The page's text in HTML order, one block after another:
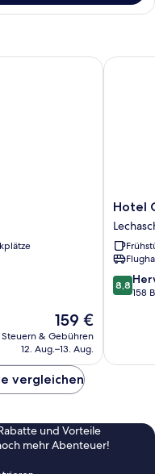
Der
Preis
beträgt
159 €
Steuern & Gebühren
12. Aug.–13. Aug.
Hotel
Rose
Hotel
8.8
von
8,8
158
Hotel
vergleichen
und Vorteile
mehr Abenteuer!